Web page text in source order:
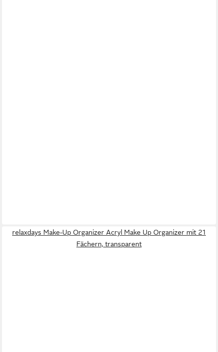
relaxdays Make-Up Organizer Acryl Make Up Organizer mit 21
Fächern, transparent